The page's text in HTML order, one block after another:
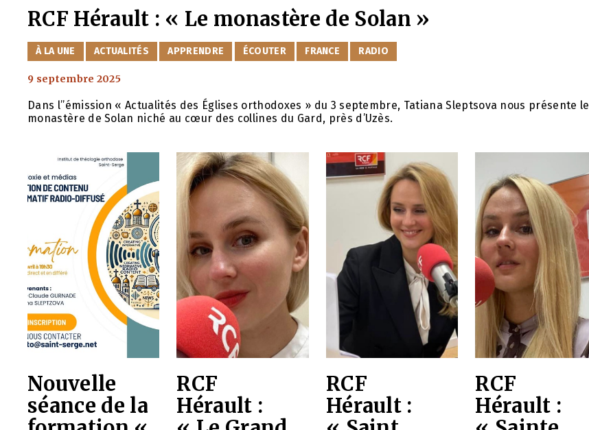
RCF Hérault : « Le monastère de Solan »
CATÉGORIES
À LA UNE ACTUALITÉS APPRENDRE ÉCOUTER FRANCE RADIO
9 septembre 2025
Dans l’’émission « Actualités des Églises orthodoxes » du 3 septembre, Tatiana Sleptsova nous présente le
monastère de Solan niché au cœur des collines du Gard, près d’Uzès.
Nouvelle
séance de la
RCF
Hérault :
RCF
Hérault :
RCF
Hérault :